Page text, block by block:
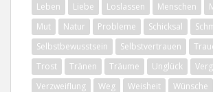
Leben
Liebe Loslassen Menschen
Mut
Natur Probleme Schicksal
Selbstbewusstsein
Selbstvertrauen
Trost
Tränen Träume Unglück
Verzweiflung
Weg Weisheit Wünsche